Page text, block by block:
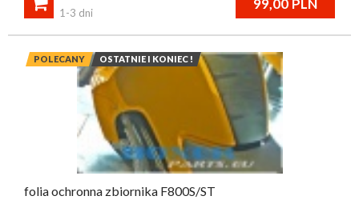
99,00 PLN

1-3 dni
POLECANY OSTATNIE I KONIEC !
folia ochronna zbiornika F800S/ST